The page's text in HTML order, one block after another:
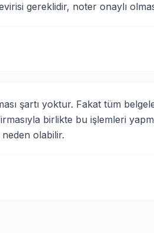
gereklidir, noter onaylı
şartı yoktur. Fakat tüm
birlikte bu işlemleri
olabilir.